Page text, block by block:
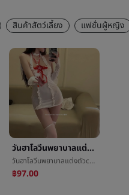
สินค้าสัตว์เลี้ยง แฟชั่นผู้หญิง
วันฮาโลวีนพยาบาลแต่งตัวcosplayบทบาทกระทำพยาบาลแต่งตัวเวทีแสดงเสื้อผ้าå¥แต่งตัวพอใจชุดชั้นใน
วันฮาโลวีนพยาบาลแต่งตัวcosplayบทบาทกระทำพยาบาลแต่งตัวเวทีแสดงเสื้อผ้าå¥แต่งตัวพอใจชุดชั้นใน
฿97.00